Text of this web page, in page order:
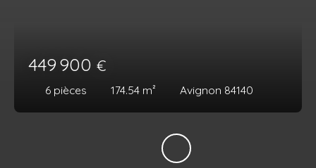
449 900 €
6 pièces 174.54 m² Avignon 84140